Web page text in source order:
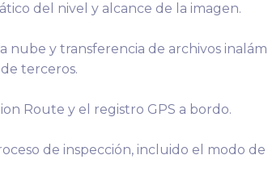
del nivel y alcance de la imagen.
nube y transferencia de archivos
terceros.
Route y el registro GPS a bordo.
de inspección, incluido el modo